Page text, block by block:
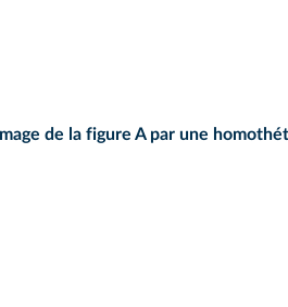
de la figure A par une